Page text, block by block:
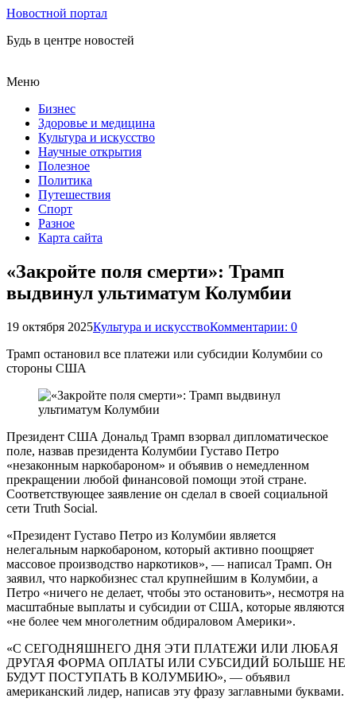
Новостной портал
Будь в центре новостей
Меню
Бизнес
Здоровье и медицина
Культура и искусство
Научные открытия
Полезное
Политика
Путешествия
Спорт
Разное
Карта сайта
«Закройте поля смерти»: Трамп
выдвинул ультиматум Колумбии
19 октября 2025Культура и искусствоКомментарии: 0
Трамп остановил все платежи или субсидии Колумбии со
стороны США
Президент США Дональд Трамп взорвал дипломатическое
поле, назвав президента Колумбии Густаво Петро
«незаконным наркобароном» и объявив о немедленном
прекращении любой финансовой помощи этой стране.
Соответствующее заявление он сделал в своей социальной
сети Truth Social.
«Президент Густаво Петро из Колумбии является
нелегальным наркобароном, который активно поощряет
массовое производство наркотиков», — написал Трамп. Он
заявил, что наркобизнес стал крупнейшим в Колумбии, а
Петро «ничего не делает, чтобы это остановить», несмотря на
масштабные выплаты и субсидии от США, которые являются
«не более чем многолетним обдираловом Америки».
«С СЕГОДНЯШНЕГО ДНЯ ЭТИ ПЛАТЕЖИ ИЛИ ЛЮБАЯ
ДРУГАЯ ФОРМА ОПЛАТЫ ИЛИ СУБСИДИЙ БОЛЬШЕ НЕ
БУДУТ ПОСТУПАТЬ В КОЛУМБИЮ», — объявил
американский лидер, написав эту фразу заглавными буквами.